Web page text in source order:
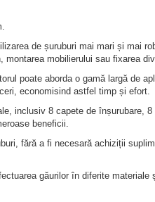
de șuruburi mai mari și mai
mobilierului sau fixarea
poate aborda o gamă largă de
economisind astfel timp și efort.
inclusiv 8 capete de înșurubare, 8
beneficii.
fără a fi necesară achiziții
găurilor în diferite materiale